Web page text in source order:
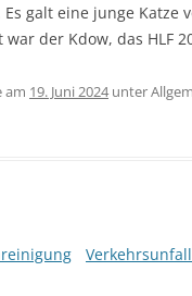
galt eine junge Katze
der Kdow, das HLF
am 19. Juni 2024unter